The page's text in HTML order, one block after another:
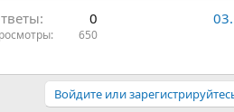
0
650
Войдите или